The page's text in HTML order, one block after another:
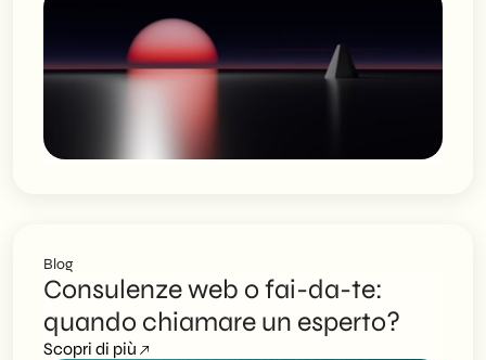
Blog
Consulenze web o fai-da-te:
quando chiamare un esperto?
Scopri di più